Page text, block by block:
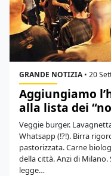
GRANDE NOTIZIA• 20
Aggiungiamo
alla lista dei
Veggie burger.
Whatsapp (!?!). Birra
pastorizzata. Carne
della città. Anzi di
legge…